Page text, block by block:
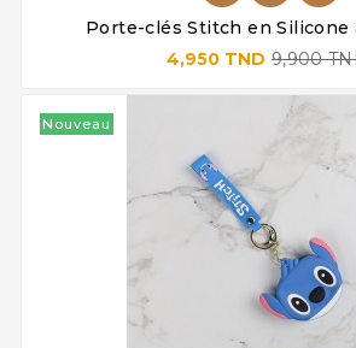
Porte-clés Stitch en Silicone
4,950 TND 9,900
Nouveau